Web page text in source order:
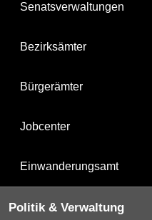
Senatsverwaltungen
Bezirksämter
Bürgerämter
Jobcenter
Einwanderungsamt
Politik & Verwaltung